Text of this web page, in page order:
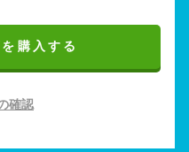
購入する
確認